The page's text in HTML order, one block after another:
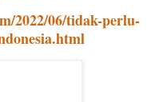
2022/06/tidak-perlu-